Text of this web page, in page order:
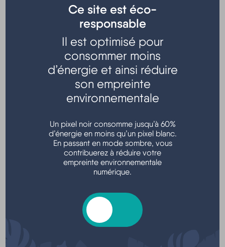
Soirée contes, histoires présentée par Hourtin Arts et
animée par Philippe Gorichon et Jean-François Soors
c'est le récit de vie de personnages, l'un du 19ème siècle
et l'autre d'aujourd'hui, entrecoupé de morceaux de
Salle d'animation - Hourtin port
Localisation
Salle d'animation, Rue de la misaine,
Ce site est éco-
responsable
Il est optimisé pour
consommer moins
d’énergie et ainsi réduire
son empreinte
environnementale
Un pixel noir consomme jusqu’à 60%
d’énergie en moins qu’un pixel blanc.
En passant en mode sombre, vous
contribuerez à réduire votre
empreinte environnementale
numérique.